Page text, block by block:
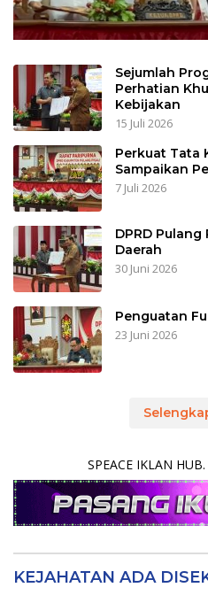
Sejumlah
Perhatian
Kebijakan
15 Juli 2026
Perkuat Tata
Sampaikan
7 Juli 2026
DPRD
Daerah
30 Juni 2026
Penguatan
23 Juni 2026
KEJAHATAN ADA